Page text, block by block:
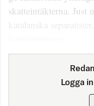
skatteintäkterna. Just
katalanska
Logga